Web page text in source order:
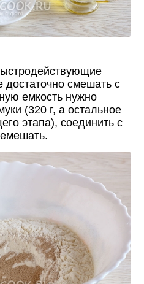
смешать с
емкость нужно
(320 г, а остальное
этапа), соединить с